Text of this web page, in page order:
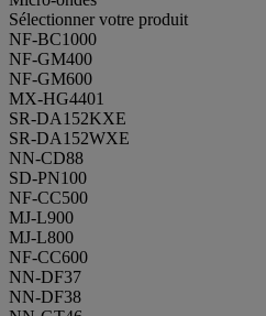
Sélectionner votre produit
NF-BC1000
NF-GM400
NF-GM600
MX-HG4401
SR-DA152KXE
SR-DA152WXE
NN-CD88
SD-PN100
NF-CC500
MJ-L900
MJ-L800
NF-CC600
NN-DF37
NN-DF38